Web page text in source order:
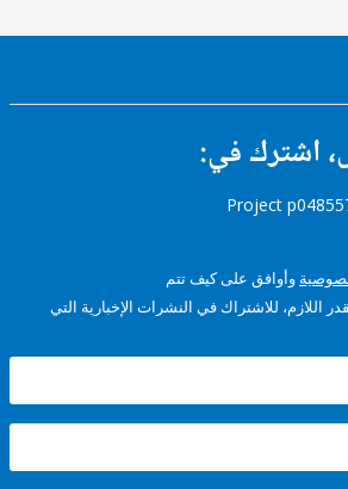
في:
على كيف تتم
للاشتراك في النشرات الإخبارية التي